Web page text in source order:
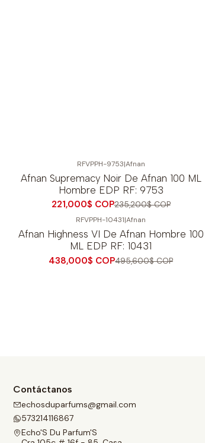
RFVPPH-9753|Afnan
Afnan Supremacy Noir De Afnan 100 ML
Hombre EDP RF: 9753
221,000$ COP235,200$ COP
RFVPPH-10431|Afnan
Afnan Highness VI De Afnan Hombre 100
ML EDP RF: 10431
438,000$ COP495,600$ COP
Contáctanos
echosduparfums@gmail.com
573214116867
Echo'S Du Parfum'S